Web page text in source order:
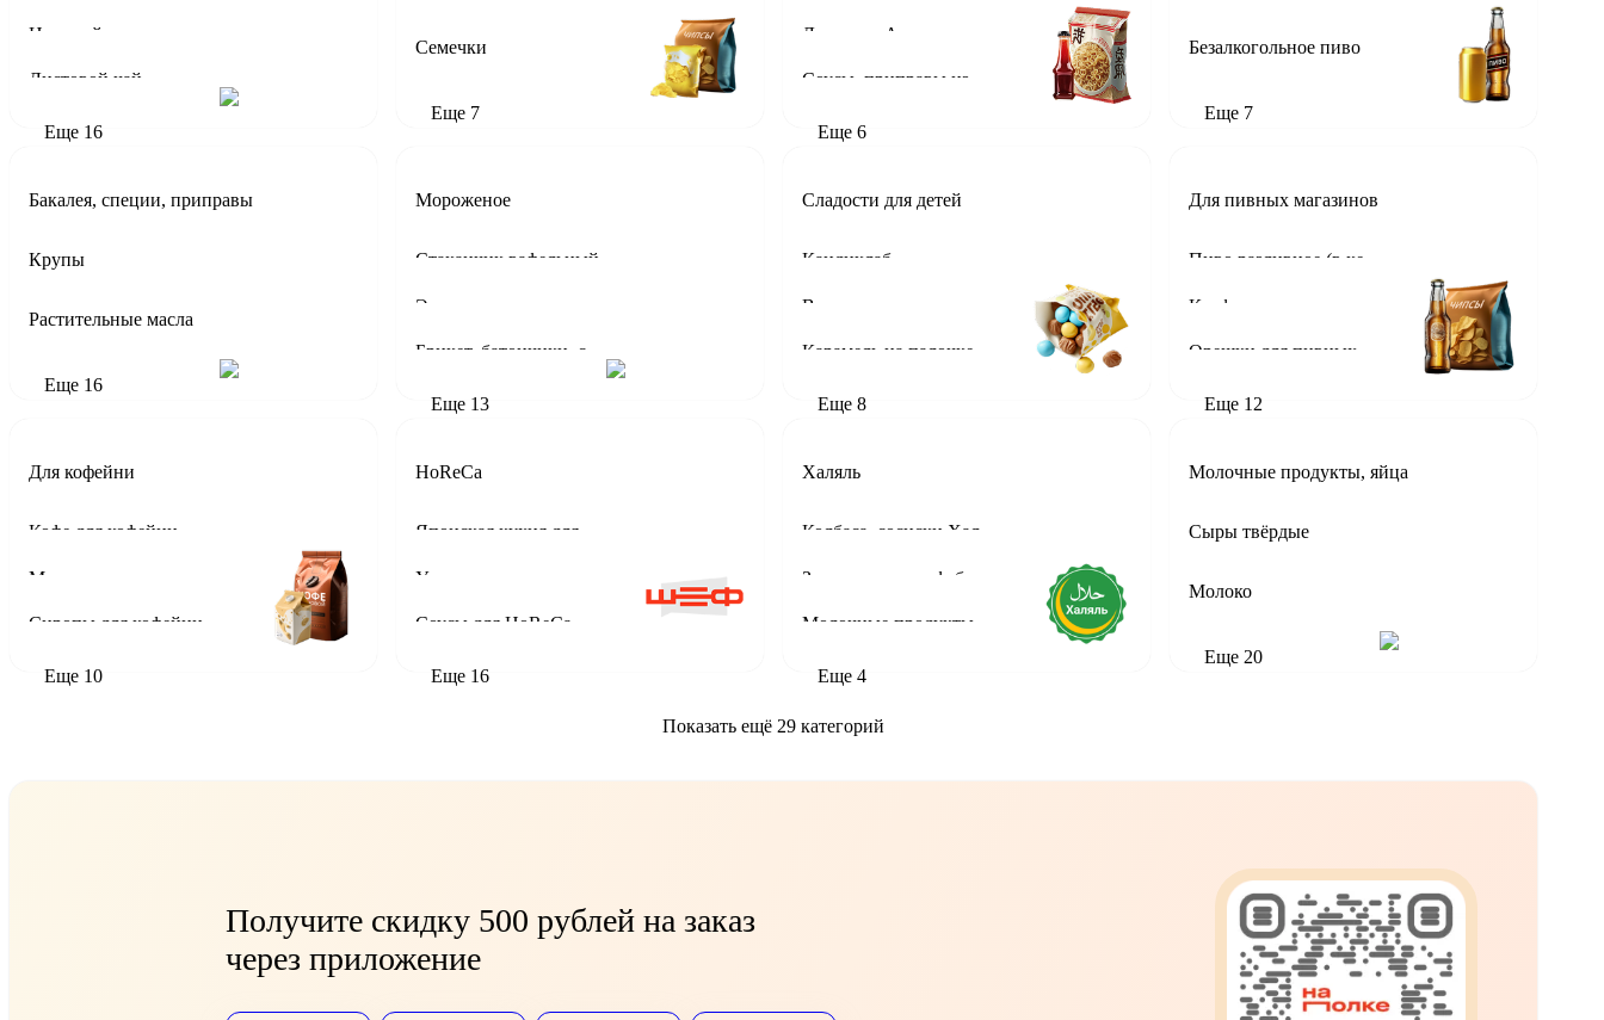
Цикорий
Листовой чай
Еще 16
Семечки
Еще 7
Лапша из Азии
Еще 6
Безалкогольное пиво
Еще 7
Бакалея, специи, приправы
Крупы
Растительные масла
Еще 16
Мороженое
Стаканчик вафельный
Эскимо
Еще 13
Сладости для детей
Кандиклаб
Взрыватели, шипучка
Карамель на палочке
Еще 8
Для пивных магазинов
Орешки для пивных
Еще 12
Для кофейни
Кофе для кофейни
Сиропы для кофейни
Еще 10
HoReCa
Соусы для HoReCa
Еще 16
Халяль
Еще 4
Молочные продукты, яйца
Сыры твёрдые
Молоко
Еще 20
Показать ещё 29 категорий
Получите скидку 500 рублей на заказ
через приложение